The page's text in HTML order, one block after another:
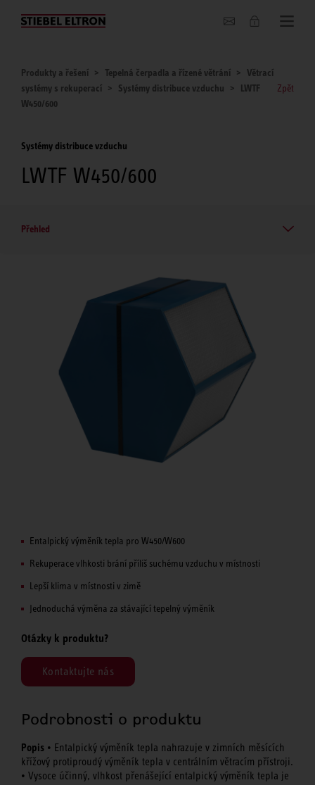
O nás
Produkty a řešení Tepelná čerpadla a řízené větrání
Větrací
systémy s rekuperací
Systémy distribuce vzduchu
LWTF
W450/600
Zpět
Systémy distribuce vzduchu
LWTF W450/600
Přehled
Entalpický výměník tepla pro W450/W600
Rekuperace vlhkosti brání příliš suchému vzduchu v místnosti
Lepší klima v místnosti v zimě
Jednoduchá výměna za stávající tepelný výměník
Otázky k produktu?
Kontaktujte nás
Podrobnosti o produktu
Popis • Entalpický výměník tepla nahrazuje v zimních měsících
křížový protiproudý výměník tepla v centrálním větracím přístroji.
• Vysoce účinný, vlhkost přenášející entalpický výměník tepla je